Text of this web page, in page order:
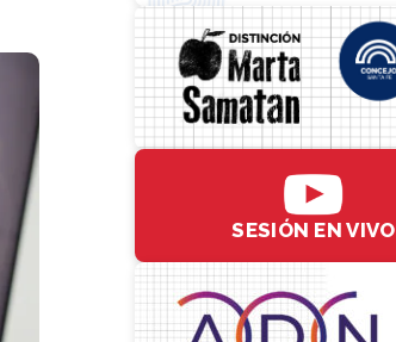
SESIÓN EN VIVO